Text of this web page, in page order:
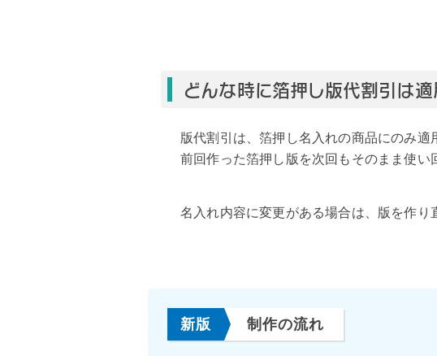
どんな時に箔押し版代割引は
版代割引は、箔押し名入れの商品にのみ適
前回作った箔押し版を次回もそのまま使い
名入れ内容に変更がある場合は、版を作
新版 制作の流れ